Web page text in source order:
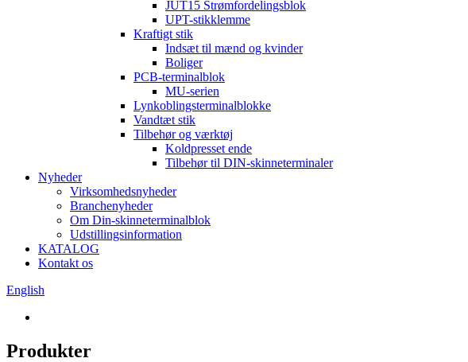
JUT15 Strømfordelingsblok
UPT-stikklemme
Kraftigt stik
Indsæt til mænd og kvinder
Boliger
PCB-terminalblok
MU-serien
Lynkoblingsterminalblokke
Vandtæt stik
Tilbehør og værktøj
Koldpresset ende
Tilbehør til DIN-skinneterminaler
Nyheder
Virksomhedsnyheder
Branchenyheder
Om Din-skinneterminalblok
Udstillingsinformation
KATALOG
Kontakt os
English
Produkter